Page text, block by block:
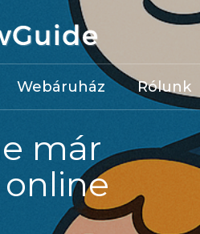
Webáruház Rólunk
Kosár
már